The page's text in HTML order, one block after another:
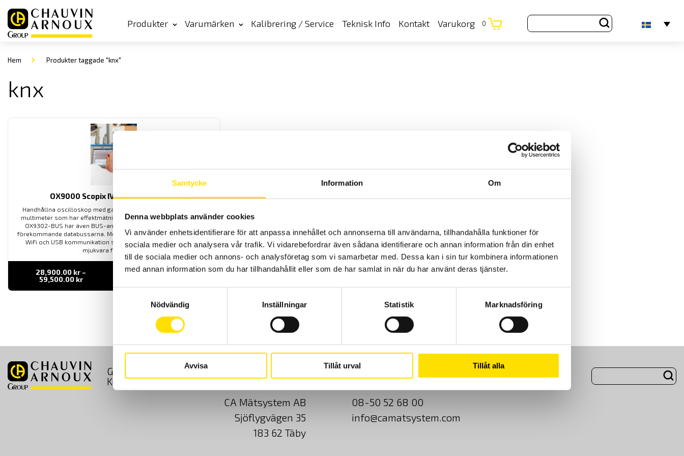
Samtycke Information Om
Denna webbplats använder cookies
Vi använder enhetsidentifierare för att anpassa innehållet och annonserna till användarna, tillhandahålla funktioner för
sociala medier och analysera vår trafik. Vi vidarebefordrar även sådana identifierare och annan information från din enhet
till de sociala medier och annons- och analysföretag som vi samarbetar med. Dessa kan i sin tur kombinera informationen
med annan information som du har tillhandahållit eller som de har samlat in när du har använt deras tjänster.
Samtyckesval
Nödvändig
Inställningar Statistik Marknadsföring
Avvisa Tillåt urval Tillåt alla
Produkter Varumärken Kalibrering / Service Teknisk Info Kontakt Varukorg 0
Hem Produkter taggade "knx"
knx
OX9000 Scopix IV oscilloskopserie
Handhållna oscilloskop med galvaniskt isolerade kanaler, med
multimeter som har effektmätning, övertonsanalys samt logger.
OX9302-BUS har även BUS-analys, för analys av de vanligast
förekommande databussarna. Med kommunikatione med ethernet,
WiFi och USB kommunikation samt inbyggd webbserver. Även
mjukvara för PC ingår.
28,900.00 kr –
59,500.00 krPrisintervall:
28,900.00 kr
till
GDPR Köpvillkor Klagomål
Om Oss
Kontakt
CA Mätsystem AB
Sjöflygvägen 35
183 62 Täby
08-50 52 68 00
info@camatsystem.com